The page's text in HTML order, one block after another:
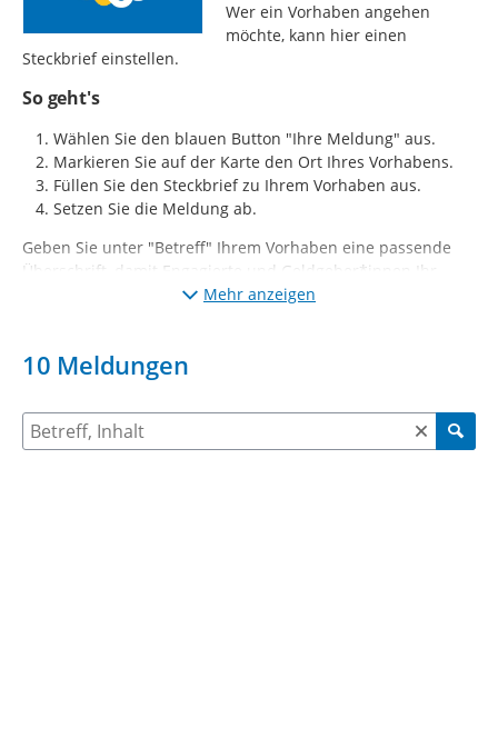
Wer ein Vorhaben angehen
möchte, kann hier einen
Steckbrief einstellen.
So geht's
Wählen Sie den blauen Button "Ihre Meldung" aus.
Markieren Sie auf der Karte den Ort Ihres Vorhabens.
Füllen Sie den Steckbrief zu Ihrem Vorhaben aus.
Setzen Sie die Meldung ab.
Geben Sie unter "Betreff" Ihrem Vorhaben eine passende
Überschrift, damit Engagierte und Geldgeber*innen Ihr
Vorhaben schon anhand der Überschrift einordnen können.
möglichst genau, damit Engagierte und Geldgeber*innen
anhand der Beschreibung gut einschätzen können, ob sie
Mehr anzeigen
10 Meldungen
Suche nach Meldungen und Kommentaren